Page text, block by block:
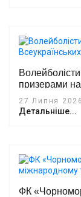
призерами на
27 Липня 2026
Детальніше...
ФК